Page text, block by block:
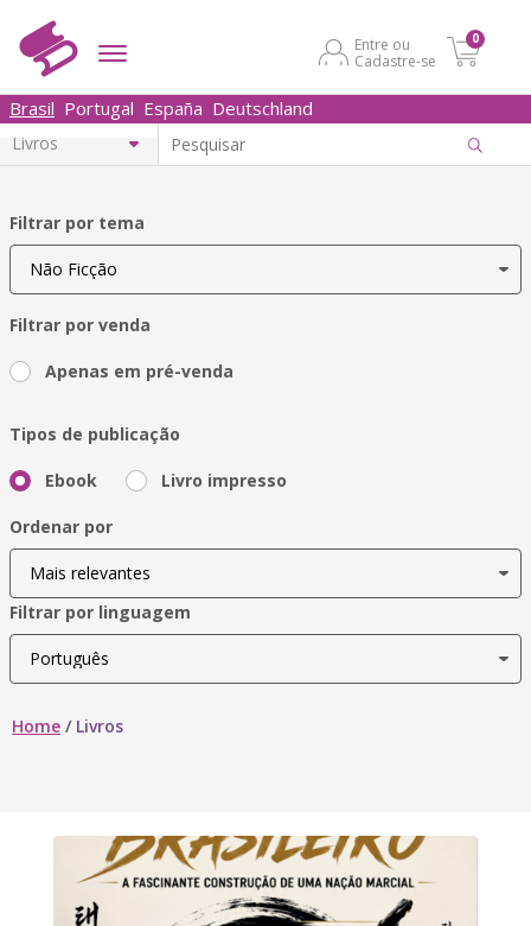
Entre ou
Cadastre-se
0
Brasil Portugal España Deutschland
Filtrar por tema
Filtrar por venda
Apenas em pré-venda
Tipos de publicação
Ebook Livro impresso
Ordenar por
Filtrar por linguagem
Home / Livros